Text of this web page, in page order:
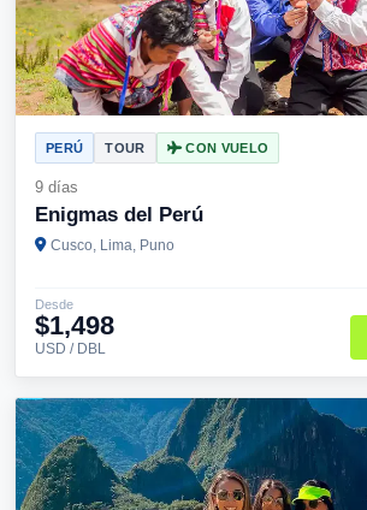
PERÚ TOUR CON VUELO
9 días
Enigmas del Perú
Cusco, Lima, Puno
Desde
$1,498
USD / DBL